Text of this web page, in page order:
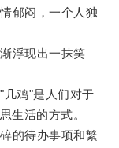
郁闷，一个人独
浮现出一抹笑
鸡"是人们对于
生活的方式。
的待办事项和繁